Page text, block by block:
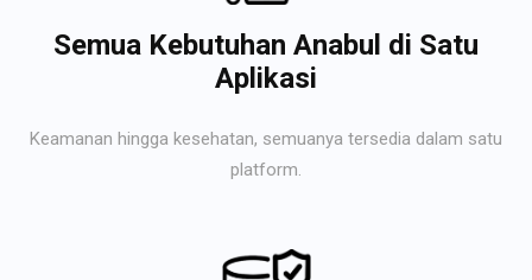
Semua Kebutuhan Anabul di Satu
Aplikasi
Keamanan hingga kesehatan, semuanya tersedia dalam satu
platform.